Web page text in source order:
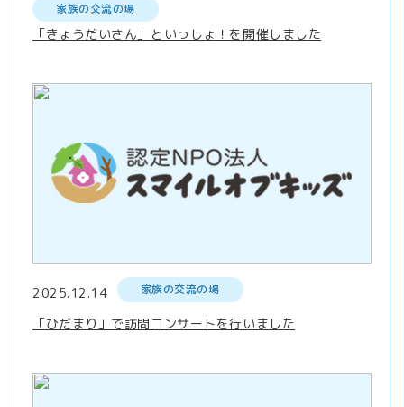
家族の交流の場
「きょうだいさん」といっしょ！を開催しました
2025.12.14 家族の交流の場
「ひだまり」で訪問コンサートを行いました